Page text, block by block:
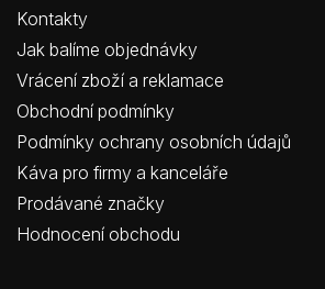
Kontakty
Jak balíme objednávky
Vrácení zboží a reklamace
Obchodní podmínky
Podmínky ochrany osobních údajů
Káva pro firmy a kanceláře
Prodávané značky
Hodnocení obchodu